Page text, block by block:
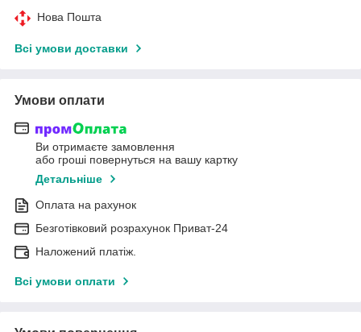
Нова Пошта
Всі умови доставки
Умови оплати
Ви отримаєте замовлення
або гроші повернуться на вашу картку
Детальніше
Оплата на рахунок
Безготівковий розрахунок Приват-24
Наложений платіж.
Всі умови оплати